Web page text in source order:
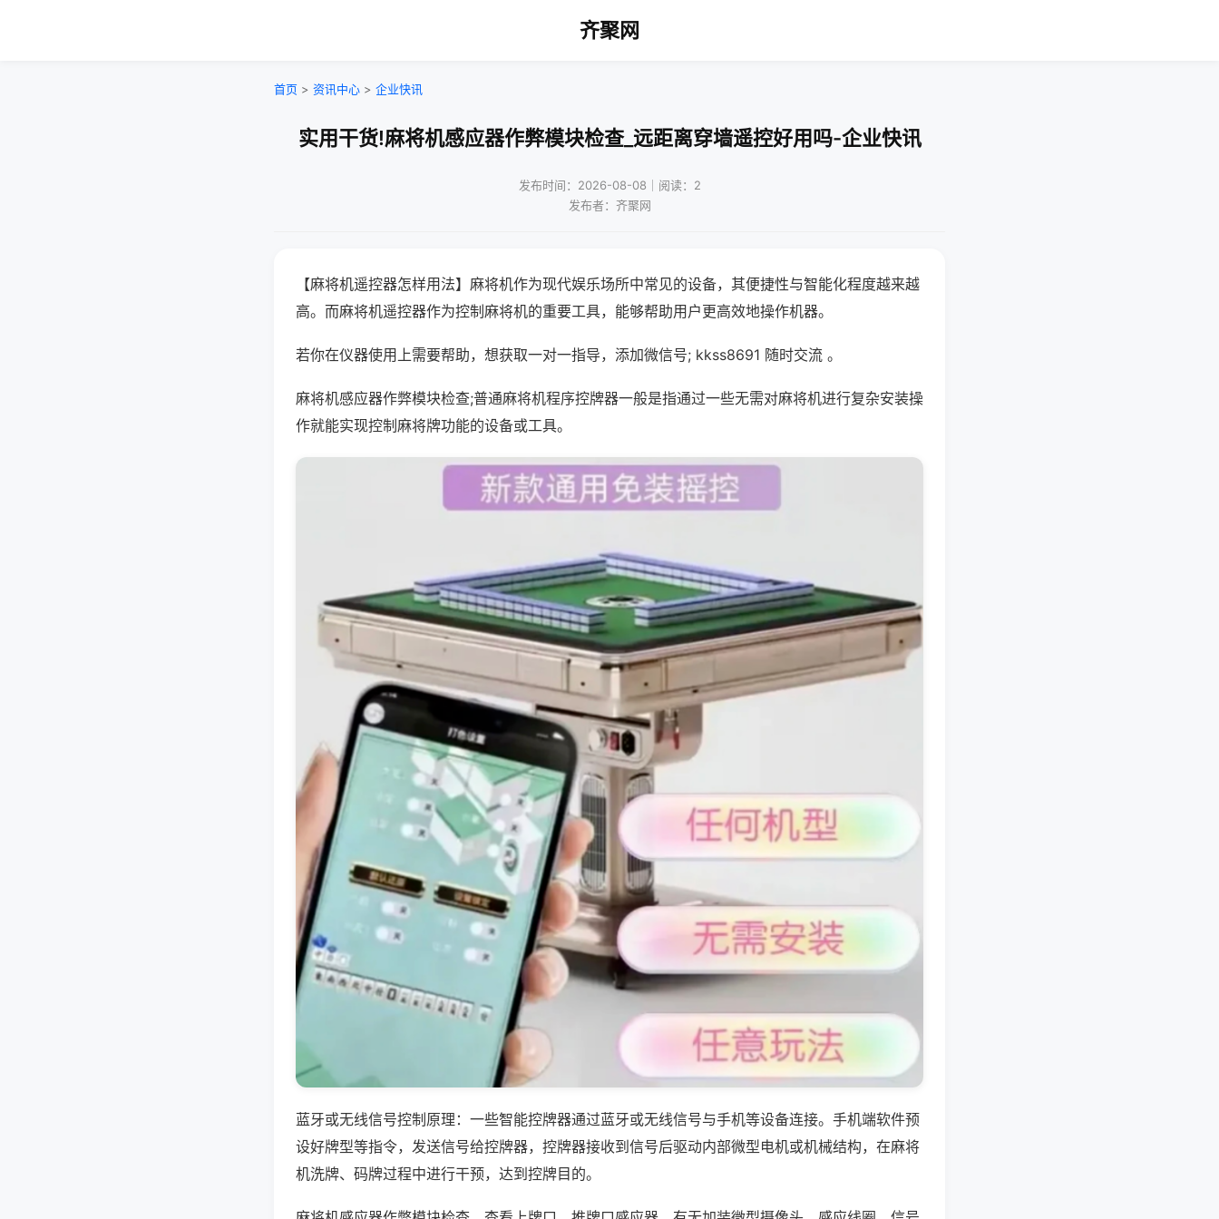
齐聚网
首页 > 资讯中心 > 企业快讯
实用干货!麻将机感应器作弊模块检查_远距离穿墙遥控好用吗-企业快讯
发布时间：2026-08-08｜阅读：2
发布者：齐聚网
【麻将机遥控器怎样用法】麻将机作为现代娱乐场所中常见的设备，其便捷性与智能化程度越来越
高。而麻将机遥控器作为控制麻将机的重要工具，能够帮助用户更高效地操作机器。
若你在仪器使用上需要帮助，想获取一对一指导，添加微信号; kkss8691 随时交流 。
麻将机感应器作弊模块检查;普通麻将机程序控牌器一般是指通过一些无需对麻将机进行复杂安装操
作就能实现控制麻将牌功能的设备或工具。
蓝牙或无线信号控制原理：一些智能控牌器通过蓝牙或无线信号与手机等设备连接。手机端软件预
设好牌型等指令，发送信号给控牌器，控牌器接收到信号后驱动内部微型电机或机械结构，在麻将
机洗牌、码牌过程中进行干预，达到控牌目的。